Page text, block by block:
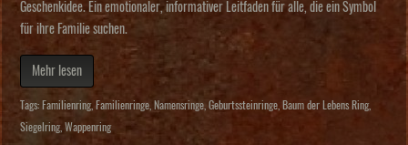
Geschenkidee. Ein emotionaler, informativer Leitfaden für alle, die ein Symbol
für ihre Familie suchen.
Mehr lesen
Tags: Familienring, Familienringe Namensringe Geburtssteinringe Baum der Lebens Ring,
Siegelring, Wappenring